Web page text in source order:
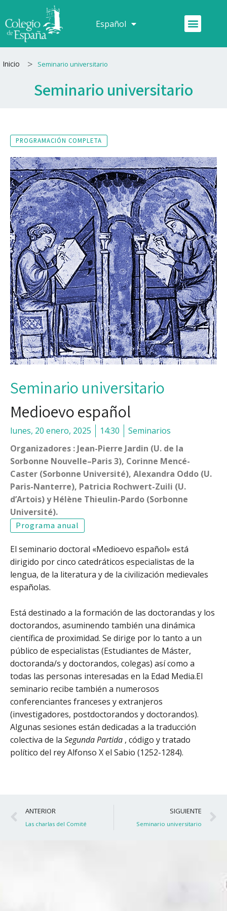
al
contenido
Español
Français Menú
Inicio > Seminario universitario
Seminario universitario
PROGRAMACIÓN COMPLETA
Seminario universitario
Medioevo español
lunes, 20 enero, 2025 14:30
Seminarios
Organizadores : Jean-Pierre Jardin (U. de la
Sorbonne Nouvelle–Paris 3), Corinne Mencé-
Caster (Sorbonne Université), Alexandra Oddo (U.
Paris-Nanterre), Patricia Rochwert-Zuili (U.
d’Artois) y Hélène Thieulin-Pardo (Sorbonne
Université).
Programa anual
El seminario doctoral «Medioevo español» está
dirigido por cinco catedráticos especialistas de la
lengua, de la literatura y de la civilización medievales
españolas.
Está destinado a la formación de las doctorandas y los
doctorandos, asuminendo también una dinámica
científica de proximidad. Se dirige por lo tanto a un
público de especialistas (Estudiantes de Máster,
doctoranda/s y doctorandos, colegas) así como a
todas las personas interesadas en la Edad Media.El
seminario recibe también a numerosos
conferenciantes franceses y extranjeros
(investigadores, postdoctorandos y doctorandos).
Algunas sesiones están dedicadas a la traducción
colectiva de la Segunda Partida , código y tratado
político del rey Alfonso X el Sabio (1252-1284).
Ant
ANTERIOR
Las charlas del Comité
SIGUIENTE
Seminario universitario